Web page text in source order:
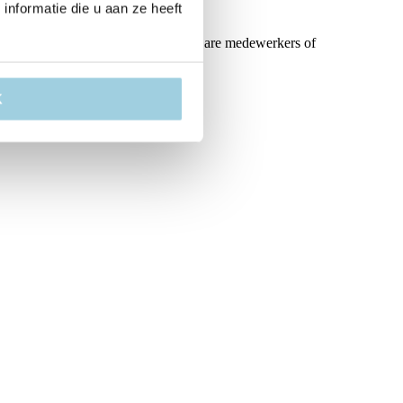
die u aan ze heeft
op met een van onze Customer Care medewerkers of
contact met u op.